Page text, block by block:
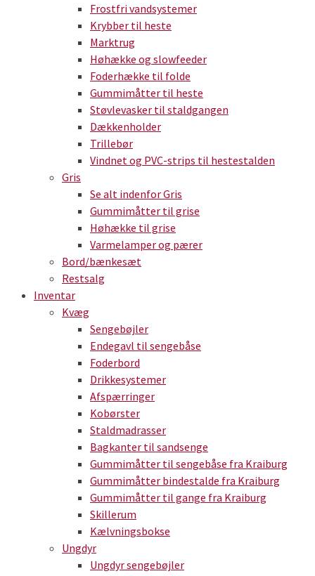
Frostfri vandsystemer
Krybber til heste
Marktrug
Høhække og slowfeeder
Foderhække til folde
Gummimåtter til heste
Støvlevasker til staldgangen
Dækkenholder
Trillebør
Vindnet og PVC-strips til hestestalden
Gris
Se alt indenfor Gris
Gummimåtter til grise
Høhække til grise
Varmelamper og pærer
Bord/bænkesæt
Restsalg
Inventar
Kvæg
Sengebøjler
Endegavl til sengebåse
Foderbord
Drikkesystemer
Afspærringer
Kobørster
Staldmadrasser
Bagkanter til sandsenge
Gummimåtter til sengebåse fra Kraiburg
Gummimåtter bindestalde fra Kraiburg
Gummimåtter til gange fra Kraiburg
Skillerum
Kælvningsbokse
Ungdyr
Ungdyr sengebøjler